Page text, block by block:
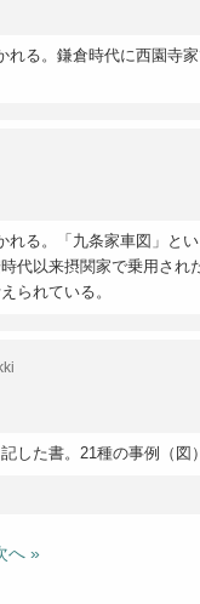
る。鎌倉時代に西園寺
る。「九条家車図」とい
代以来摂関家で乗用され
られている。
した書。21種の事例（図
へ »